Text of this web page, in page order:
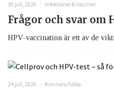
30 juli, 2026 Infektioner & Vacciner
Frågor och svar om
HPV-vaccination är ett av de
24 juli, 2026 Kvinnans hälsa